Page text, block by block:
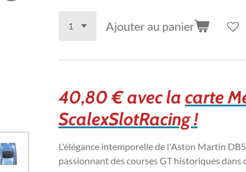
Ajouter au panier
40,80 € avec la carte
ScalexSlotRacing !
L'élégance intemporelle de l'Aston Martin
passionnant des courses GT historiques dans